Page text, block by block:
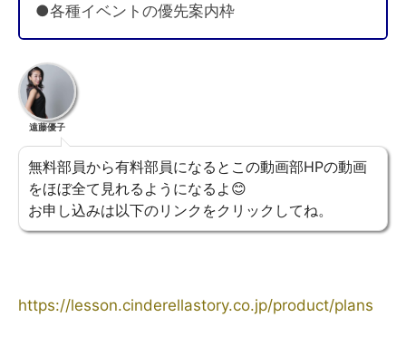
●各種イベントの優先案内枠
遠藤優子
無料部員から有料部員になるとこの動画部HPの動画
をほぼ全て見れるようになるよ😊
お申し込みは以下のリンクをクリックしてね。
https://lesson.cinderellastory.co.jp/product/plans